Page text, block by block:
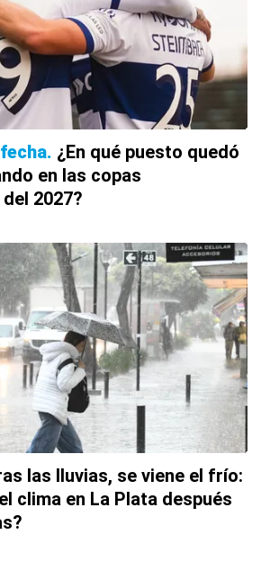
¿En qué puesto quedó
en las copas
2027?
las lluvias, se viene el frío:
clima en La Plata después